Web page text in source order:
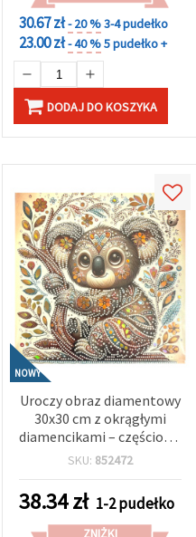
30.67 zł- 20 %3-4 pudełko
23.00 zł- 40 %5 pudełko +
DODAJ DO KOSZYKA
NOWY
Uroczy obraz diamentowy
30x30 cm z okrągłymi
diamencikami – częściowe
wyklejanie, słoneczny
LT-3532
SKU: 852472
38.34zł 1-2 pudełko
ZNIŻKI